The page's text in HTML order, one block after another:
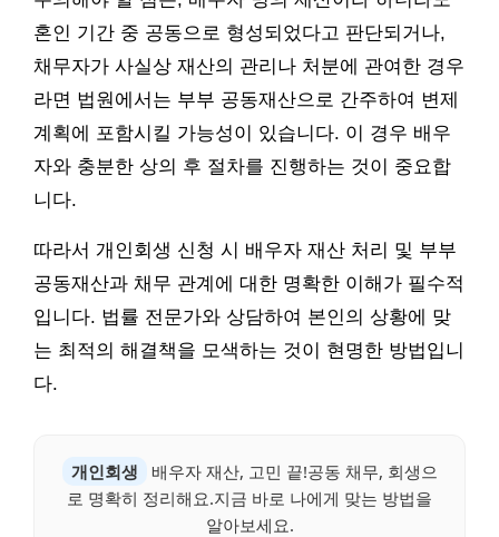
혼인 기간 중 공동으로 형성되었다고 판단되거나,
채무자가 사실상 재산의 관리나 처분에 관여한 경우
라면 법원에서는 부부 공동재산으로 간주하여 변제
계획에 포함시킬 가능성이 있습니다. 이 경우 배우
자와 충분한 상의 후 절차를 진행하는 것이 중요합
니다.
따라서 개인회생 신청 시 배우자 재산 처리 및 부부
공동재산과 채무 관계에 대한 명확한 이해가 필수적
입니다. 법률 전문가와 상담하여 본인의 상황에 맞
는 최적의 해결책을 모색하는 것이 현명한 방법입니
다.
개인회생
배우자 재산, 고민 끝!공동 채무, 회생으
로 명확히 정리해요.지금 바로 나에게 맞는 방법을
알아보세요.